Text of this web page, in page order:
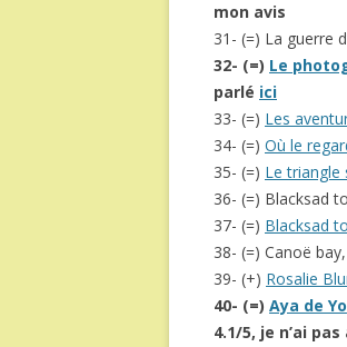
mon avis
31- (=) La guerre
32- (=) Le
parlé ici
33- (=) Les
34- (=) Où le
35- (=) Le
36- (=) Blacksad
37- (=) Blacksad
38- (=) Canoë
39- (+) Rosalie
40- (=) Aya de
4.1/5, je n’ai